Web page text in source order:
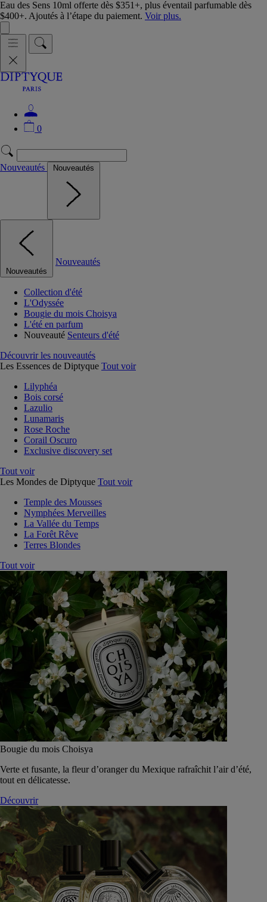
Eau des Sens 10ml offerte dès $351+, plus éventail parfumable dès
$400+. Ajoutés à l’étape du paiement. Voir plus.
0
Nouveautés Nouveautés
Nouveautés
Nouveautés
Collection d'été
L'Odyssée
Bougie du mois Choisya
L'été en parfum
Nouveauté Senteurs d'été
Découvrir les nouveautés
Les Essences de Diptyque Tout voir
Lilyphéa
Bois corsé
Lazulio
Lunamaris
Rose Roche
Corail Oscuro
Exclusive discovery set
Tout voir
Les Mondes de Diptyque Tout voir
Temple des Mousses
Nymphées Merveilles
La Vallée du Temps
La Forêt Rêve
Terres Blondes
Tout voir
Bougie du mois Choisya
Verte et fusante, la fleur d’oranger du Mexique rafraîchit l’air d’été,
tout en délicatesse.
Découvrir